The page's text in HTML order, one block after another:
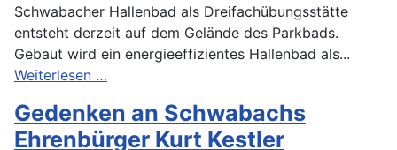
Schwabacher Hallenbad als Dreifachübungsstätte
entsteht derzeit auf dem Gelände des Parkbads.
Gebaut wird ein energieeffizientes Hallenbad als...
Weiterlesen …
Gedenken an Schwabachs
Ehrenbürger Kurt Kestler